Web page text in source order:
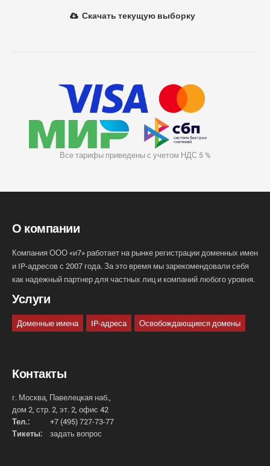
Скачать текущую выборку
Все тарифы приведены с учетом НДС 5 %
О компании
Компания ООО «и7» работает на рынке регистрации доменных имен
и IP-адресов с 2007 года. За это время мы зарекомендовали себя
как надежный партнер для частных лиц и компаний любого уровня.
Услуги
Доменные имена IP-адреса Освобождающиеся домены
Контакты
г. Москва, Павелецкая наб.,
дом 2, стр. 2, эт. 2, офис 42
Тел.:
+7 (495) 727-73-77
Тикеты:
задать вопрос